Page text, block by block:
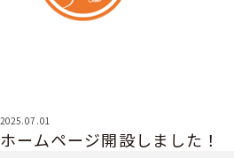
2025.07.01
ホームページ開設しました！